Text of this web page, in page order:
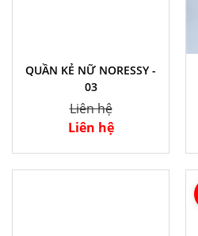
QUẦN KẺ NỮ NORESSY -
03
Liên hệ
Liên hệ